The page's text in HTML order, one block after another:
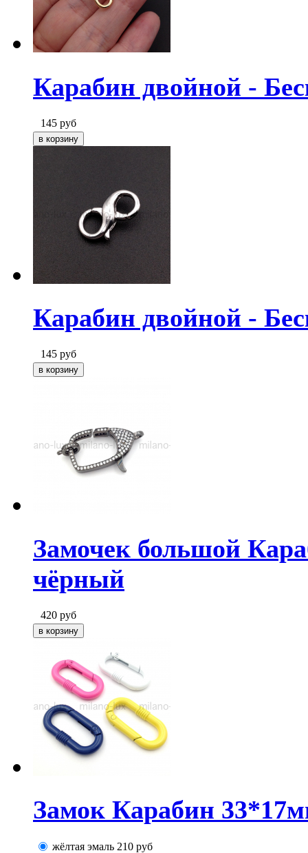
Карабин двойной -
145 руб
Карабин двойной -
145 руб
Замочек большой
чёрный
420 руб
Замок Карабин
жёлтая эмаль 210 руб